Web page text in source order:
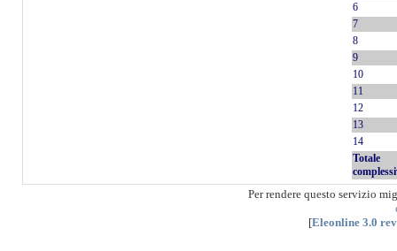
6
7
8
9
10
11
12
13
14
Totale
Per rendere questo servizio
[Eleonline 3.0